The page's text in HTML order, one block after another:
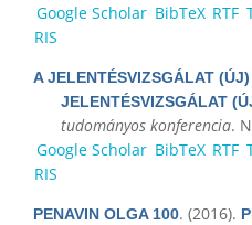
Google Scholar BibTeX RTF
RIS
A JELENTÉSVIZSGÁLAT
JELENTÉSVIZSGÁLAT
tudományos konferencia.
Google Scholar BibTeX RTF
RIS
PENAVIN OLGA 100. (2016).